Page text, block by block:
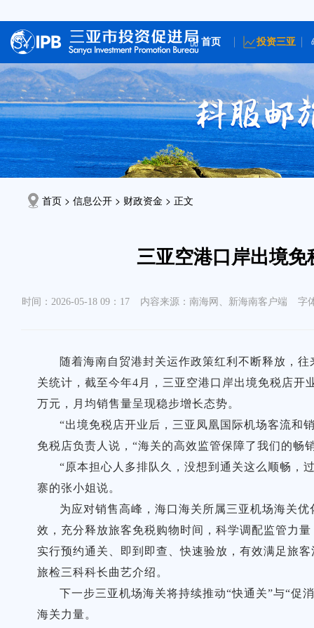
首页 投资三亚
首页 > 信息公开 > 财政资金 > 正文
三亚空港口岸出境免
时间：2026-05-18 09：17 内容来源：南海网、新海南客户端 字
随着海南自贸港封关运作政策红利不断释放，
关统计，截至今年4月，三亚空港口岸出境免税店开
万元，月均销售量呈现稳步增长态势。
“出境免税店开业后，三亚凤凰国际机场客流和
免税店负责人说，“海关的高效监管保障了我们的畅
“原本担心人多排队久，没想到通关这么顺畅，
寨的张小姐说。
为应对销售高峰，海口海关所属三亚机场海关
效，充分释放旅客免税购物时间，科学调配监管力
实行预约通关、即到即查、快速验放，有效满足旅
旅检三科科长曲艺介绍。
下一步三亚机场海关将持续推动“快通关”与“促
海关力量。